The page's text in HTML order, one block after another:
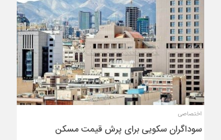
اختصاصی
سوداگران سکویی برای پرش قیمت مسکن